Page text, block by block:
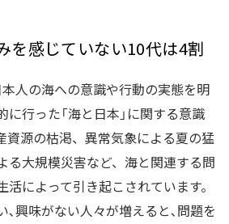
を感じていない10代は4割
人の海への意識や行動の実態を明
行った「海と日本」に関する意識
資源の枯渇、異常気象による夏の猛
る大規模災害など、海と関連する問
によって引き起こされています。
､興味がない人々が増えると､問題を